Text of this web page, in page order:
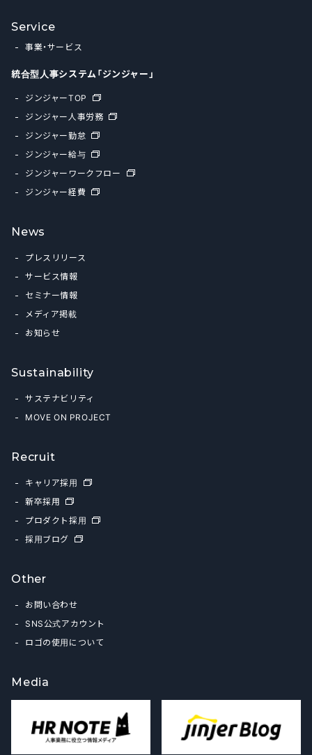
Service
事業・サービス
統合型人事システム「ジンジャー」
ジンジャーTOP
ジンジャー人事労務
ジンジャー勤怠
ジンジャー給与
ジンジャーワークフロー
ジンジャー経費
News
プレスリリース
サービス情報
セミナー情報
メディア掲載
お知らせ
Sustainability
サステナビリティ
MOVE ON PROJECT
Recruit
キャリア採用
新卒採用
プロダクト採用
採用ブログ
Other
お問い合わせ
SNS公式アカウント
ロゴの使用について
Media